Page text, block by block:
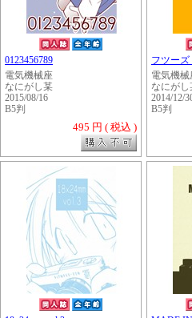
・・・・・・・・
0123456789
電気機械座
なにがし某
2015/08/16
B5判
495 円 ( 税込 )
フツーズ
電気機械
なにがし
2014/12/
B5判